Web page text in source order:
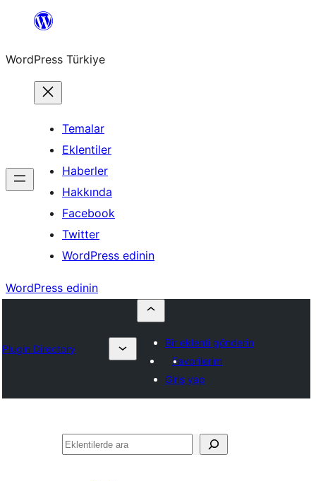
İçeriğe
WordPress Türkiye
Temalar
Eklentiler
Haberler
Hakkında
Facebook
Twitter
WordPress edinin
WordPress edinin
Plugin Directory
Bir eklenti gönderin
Favorilerim
Giriş yap
Ara